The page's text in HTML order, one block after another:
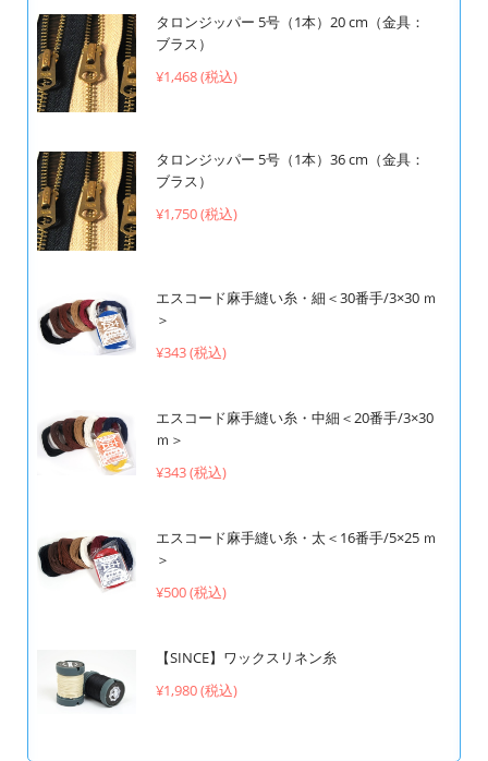
タロンジッパー 5号（1本）20 cm（金具：
ブラス）
¥1,468 (税込)
タロンジッパー 5号（1本）36 cm（金具：
ブラス）
¥1,750 (税込)
エスコード麻手縫い糸・細＜30番手/3×30 ｍ
＞
¥343 (税込)
エスコード麻手縫い糸・中細＜20番手/3×30
ｍ＞
¥343 (税込)
エスコード麻手縫い糸・太＜16番手/5×25 ｍ
＞
¥500 (税込)
【SINCE】ワックスリネン糸
¥1,980 (税込)